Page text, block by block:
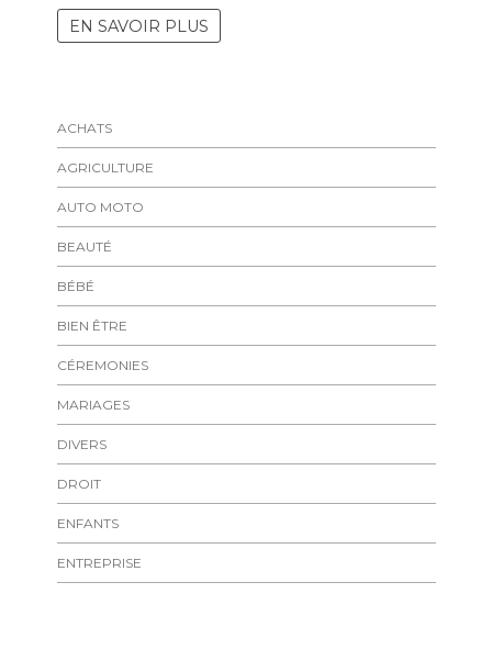
EN SAVOIR PLUS
ACHATS
AGRICULTURE
AUTO MOTO
BEAUTÉ
BÉBÉ
BIEN ÊTRE
CÉREMONIES
MARIAGES
DIVERS
DROIT
ENFANTS
ENTREPRISE